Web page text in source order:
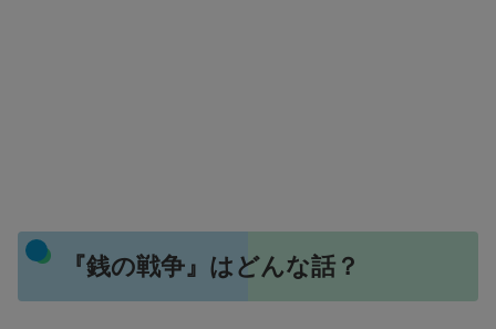
『銭の戦争』はどんな話？